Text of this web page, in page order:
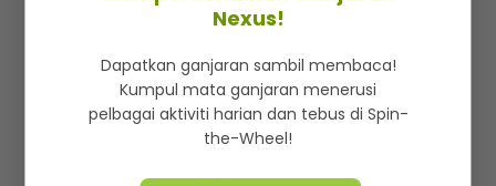
Iklan di SMG360
Terma & Syarat Dasar Privasi
Lebih hot, viral dan sensasi
Nexus!
Dapatkan ganjaran sambil membaca!
Kumpul mata ganjaran menerusi
pelbagai aktiviti harian dan tebus di Spin-
the-Wheel!